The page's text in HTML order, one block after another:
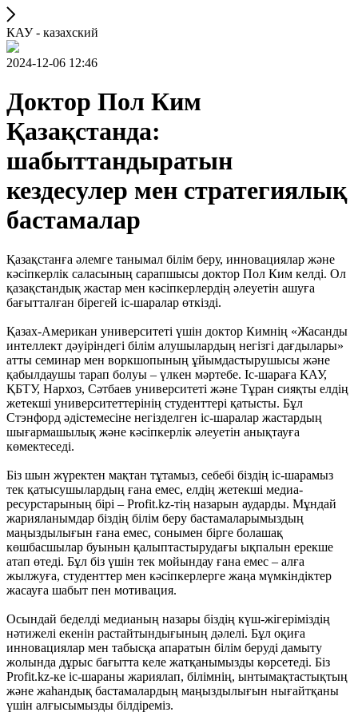
КАУ - казахский
2024-12-06 12:46
Доктор Пол Ким
Қазақстанда:
шабыттандыратын
кездесулер мен стратегиялық
бастамалар
Қазақстанға әлемге танымал білім беру, инновациялар және
кәсіпкерлік саласының сарапшысы доктор Пол Ким келді. Ол
қазақстандық жастар мен кәсіпкерлердің әлеуетін ашуға
бағытталған бірегей іс-шаралар өткізді.
Қазах-Американ университеті үшін доктор Кимнің «Жасанды
интеллект дәуіріндегі білім алушылардың негізгі дағдылары»
атты семинар мен воркшопының ұйымдастырушысы және
қабылдаушы тарап болуы – үлкен мәртебе. Іс-шараға КАУ,
ҚБТУ, Нархоз, Сәтбаев университеті және Тұран сияқты елдің
жетекші университеттерінің студенттері қатысты. Бұл
Стэнфорд әдістемесіне негізделген іс-шаралар жастардың
шығармашылық және кәсіпкерлік әлеуетін анықтауға
көмектеседі.
Біз шын жүректен мақтан тұтамыз, себебі біздің іс-шарамыз
тек қатысушылардың ғана емес, елдің жетекші медиа-
ресурстарының бірі – Profit.kz-тің назарын аударды. Мұндай
жарияланымдар біздің білім беру бастамаларымыздың
маңыздылығын ғана емес, сонымен бірге болашақ
көшбасшылар буынын қалыптастырудағы ықпалын ерекше
атап өтеді. Бұл біз үшін тек мойындау ғана емес – алға
жылжуға, студенттер мен кәсіпкерлерге жаңа мүмкіндіктер
жасауға шабыт пен мотивация.
Осындай беделді медианың назары біздің күш-жігеріміздің
нәтижелі екенін растайтындығының дәлелі. Бұл оқиға
инновациялар мен табысқа апаратын білім беруді дамыту
жолында дұрыс бағытта келе жатқанымызды көрсетеді. Біз
Profit.kz-ке іс-шараны жариялап, білімнің, ынтымақтастықтың
және жаһандық бастамалардың маңыздылығын нығайтқаны
үшін алғысымызды білдіреміз.